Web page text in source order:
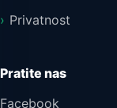
Privatnost
Pratite nas
Facebook